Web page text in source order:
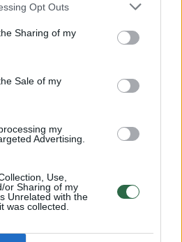
Opt Outs
Sharing of my
Sale of my
my
Advertising.
Use,
or Sharing of my
Unrelated with the
was collected.